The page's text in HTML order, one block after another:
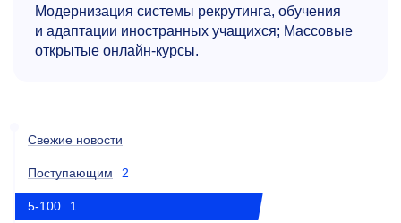
Модернизация системы рекрутинга, обучения
и адаптации иностранных учащихся; Массовые
открытые онлайн-курсы.
Свежие новости
Поступающим 2
5-100 1